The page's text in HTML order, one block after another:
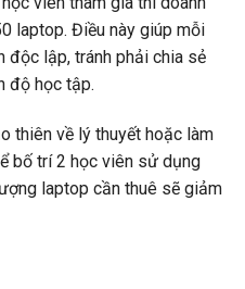
laptop. Điều này giúp mỗi
độc lập, tránh phải chia sẻ
độ học tập.
thiên về lý thuyết hoặc làm
bố trí 2 học viên sử dụng
laptop cần thuê sẽ giảm